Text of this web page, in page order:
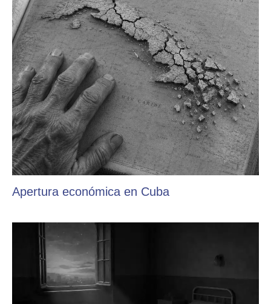
Apertura económica en Cuba